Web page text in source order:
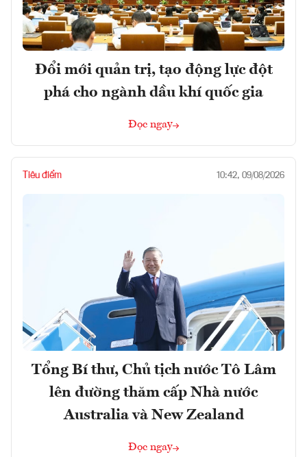
Đổi mới quản trị, tạo động lực đột
phá cho ngành dầu khí quốc gia
Đọc ngay
Tiêu điểm 10:42, 09/08/2026
Tổng Bí thư, Chủ tịch nước Tô Lâm
lên đường thăm cấp Nhà nước
Australia và New Zealand
Đọc ngay